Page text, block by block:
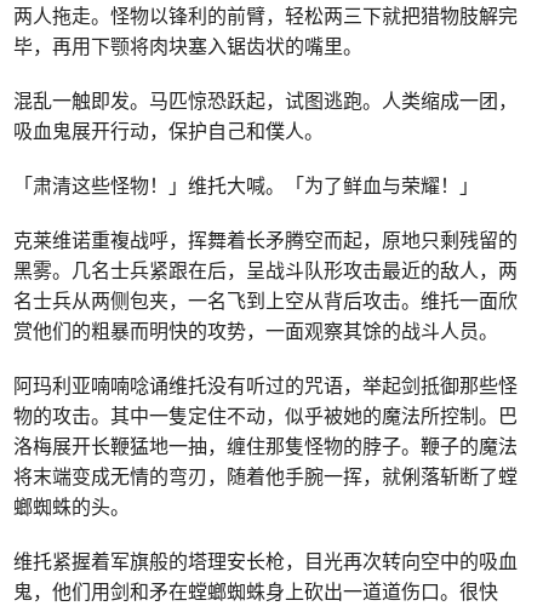
两人拖走。怪物以锋利的前臂，轻松两三下就把猎物肢解完
毕，再用下颚将肉块塞入锯齿状的嘴里。
混乱一触即发。马匹惊恐跃起，试图逃跑。人类缩成一团，
吸血鬼展开行动，保护自己和僕人。
「肃清这些怪物！」维托大喊。「为了鲜血与荣耀！」
克莱维诺重複战呼，挥舞着长矛腾空而起，原地只剩残留的
黑雾。几名士兵紧跟在后，呈战斗队形攻击最近的敌人，两
名士兵从两侧包夹，一名飞到上空从背后攻击。维托一面欣
赏他们的粗暴而明快的攻势，一面观察其馀的战斗人员。
阿玛利亚喃喃唸诵维托没有听过的咒语，举起剑抵御那些怪
物的攻击。其中一隻定住不动，似乎被她的魔法所控制。巴
洛梅展开长鞭猛地一抽，缠住那隻怪物的脖子。鞭子的魔法
将末端变成无情的弯刃，随着他手腕一挥，就俐落斩断了螳
螂蜘蛛的头。
维托紧握着军旗般的塔理安长枪，目光再次转向空中的吸血
鬼，他们用剑和矛在螳螂蜘蛛身上砍出一道道伤口。很快